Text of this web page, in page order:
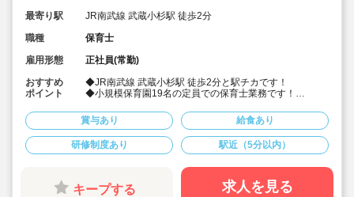
最寄り駅
JR南武線 武蔵小杉駅 徒歩2分
職種
保育士
雇用形態
正社員(常勤)
おすすめ
ポイント
◆JR南武線 武蔵小杉駅 徒歩2分と駅チカです！
◆小規模保育園19名の定員での保育士業務です！
◆月給は22.9万円～ 神奈川県内の小規模の中では高月
給です！
◆ICT化を進めていて、アプリを活用し書き物の負担が軽
減されました！
賞与あり 給食あり
研修制度あり 駅近（5分以内）
キープする 求人を見る